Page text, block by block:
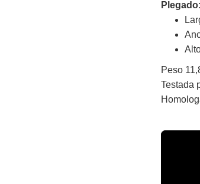
Plegado:
Peso
Testada